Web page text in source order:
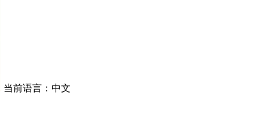
当前语言：中文